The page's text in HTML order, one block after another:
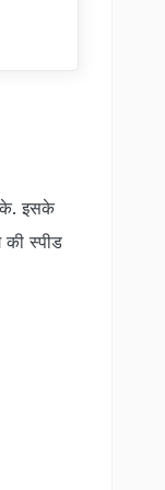
इसके
की स्‍पीड